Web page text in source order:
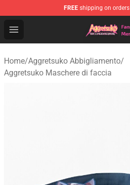
FREE shipping on
Open menu
Aggretsuko Store - Official
Home/Aggretsuko Abbigliamento/
Aggretsuko Maschere di faccia